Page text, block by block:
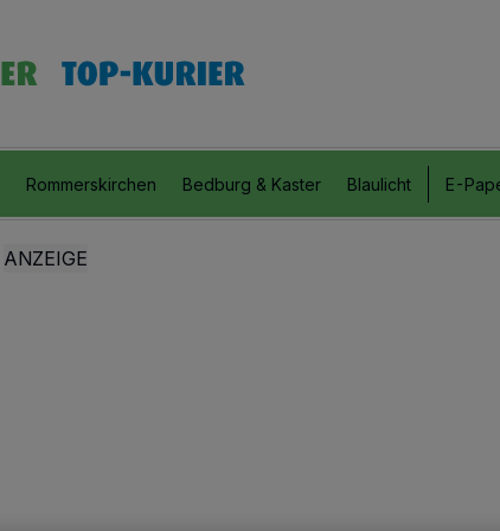
Rommerskirchen Bedburg & Kaster Blaulicht E-